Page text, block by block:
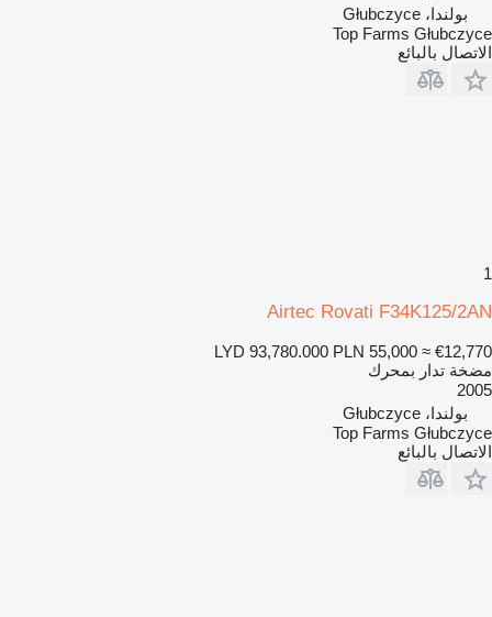
بولندا، Głubczyce
Top Farms Głubczyce
الاتصال بالبائع
1
Airtec Rovati F34K125/2AN
LYD 93,780.000 PLN 55,000 ≈ €12,770
مضخة تدار بمحرك
2005
بولندا، Głubczyce
Top Farms Głubczyce
الاتصال بالبائع